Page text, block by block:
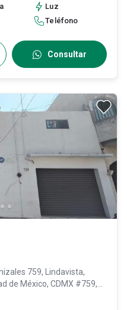
, DF / CDMX
Luz
Teléfono
Consultar
759, Lindavista,
de México, CDMX #759,